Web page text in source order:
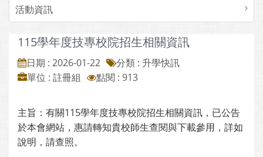
活動資訊
115學年度技專校院招生相關資訊
日期 : 2026-01-22
分類 : 升學快訊
單位 : 註冊組
點閱 : 913
主旨：有關115學年度技專校院招生相關資訊，已公告
於本會網站，惠請轉知貴校師生查閱與下載參用，詳如
說明，請查照。